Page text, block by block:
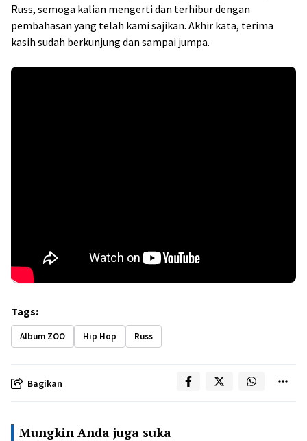
Russ, semoga kalian mengerti dan terhibur dengan
pembahasan yang telah kami sajikan. Akhir kata, terima
kasih sudah berkunjung dan sampai jumpa.
Tags:
Album ZOO Hip Hop Russ
Bagikan
Mungkin Anda juga suka